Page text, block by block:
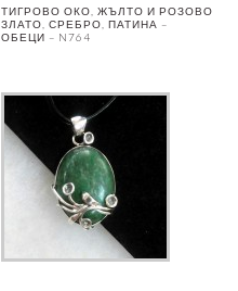
ТИГРОВО ОКО, ЖЪЛТО И РОЗОВО
ЗЛАТО, СРЕБРО, ПАТИНА –
ОБЕЦИ – N764